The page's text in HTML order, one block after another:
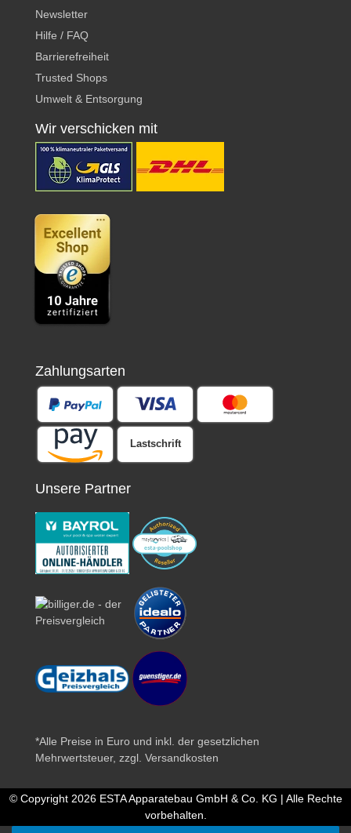
Newsletter
Hilfe / FAQ
Barrierefreiheit
Trusted Shops
Umwelt & Entsorgung
Wir verschicken mit
Zahlungsarten
Lastschrift
Unsere Partner
*Alle Preise in Euro und inkl. der gesetzlichen
Mehrwertsteuer, zzgl. Versandkosten
© Copyright 2026 ESTA Apparatebau GmbH & Co. KG | Alle Rechte
vorbehalten.